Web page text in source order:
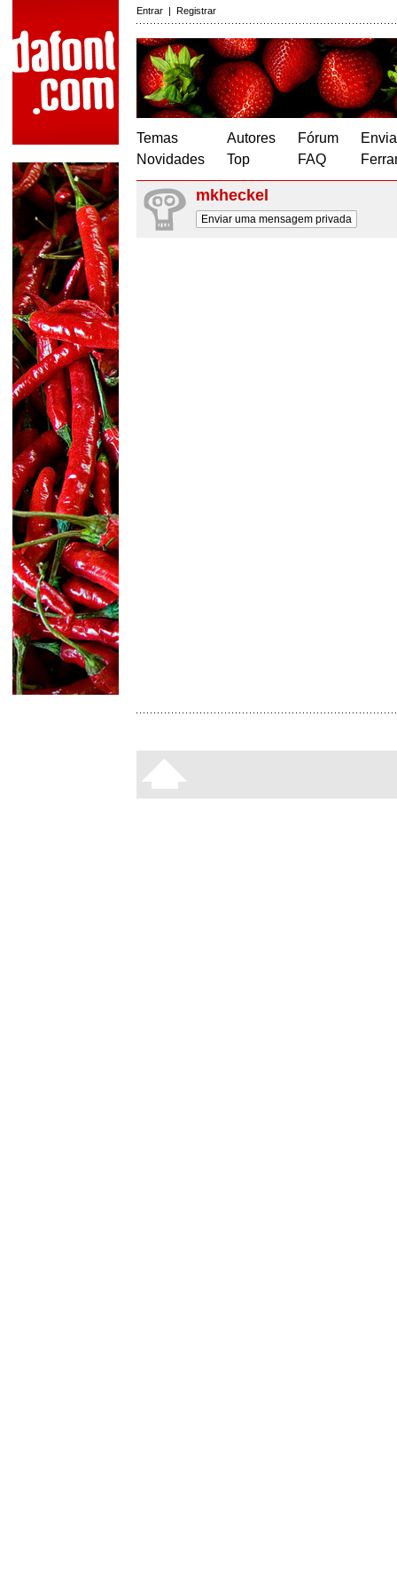
Entrar | Registrar
Temas
Novidades
Autores
Top
Fórum
FAQ
mkheckel
Enviar uma mensagem privada